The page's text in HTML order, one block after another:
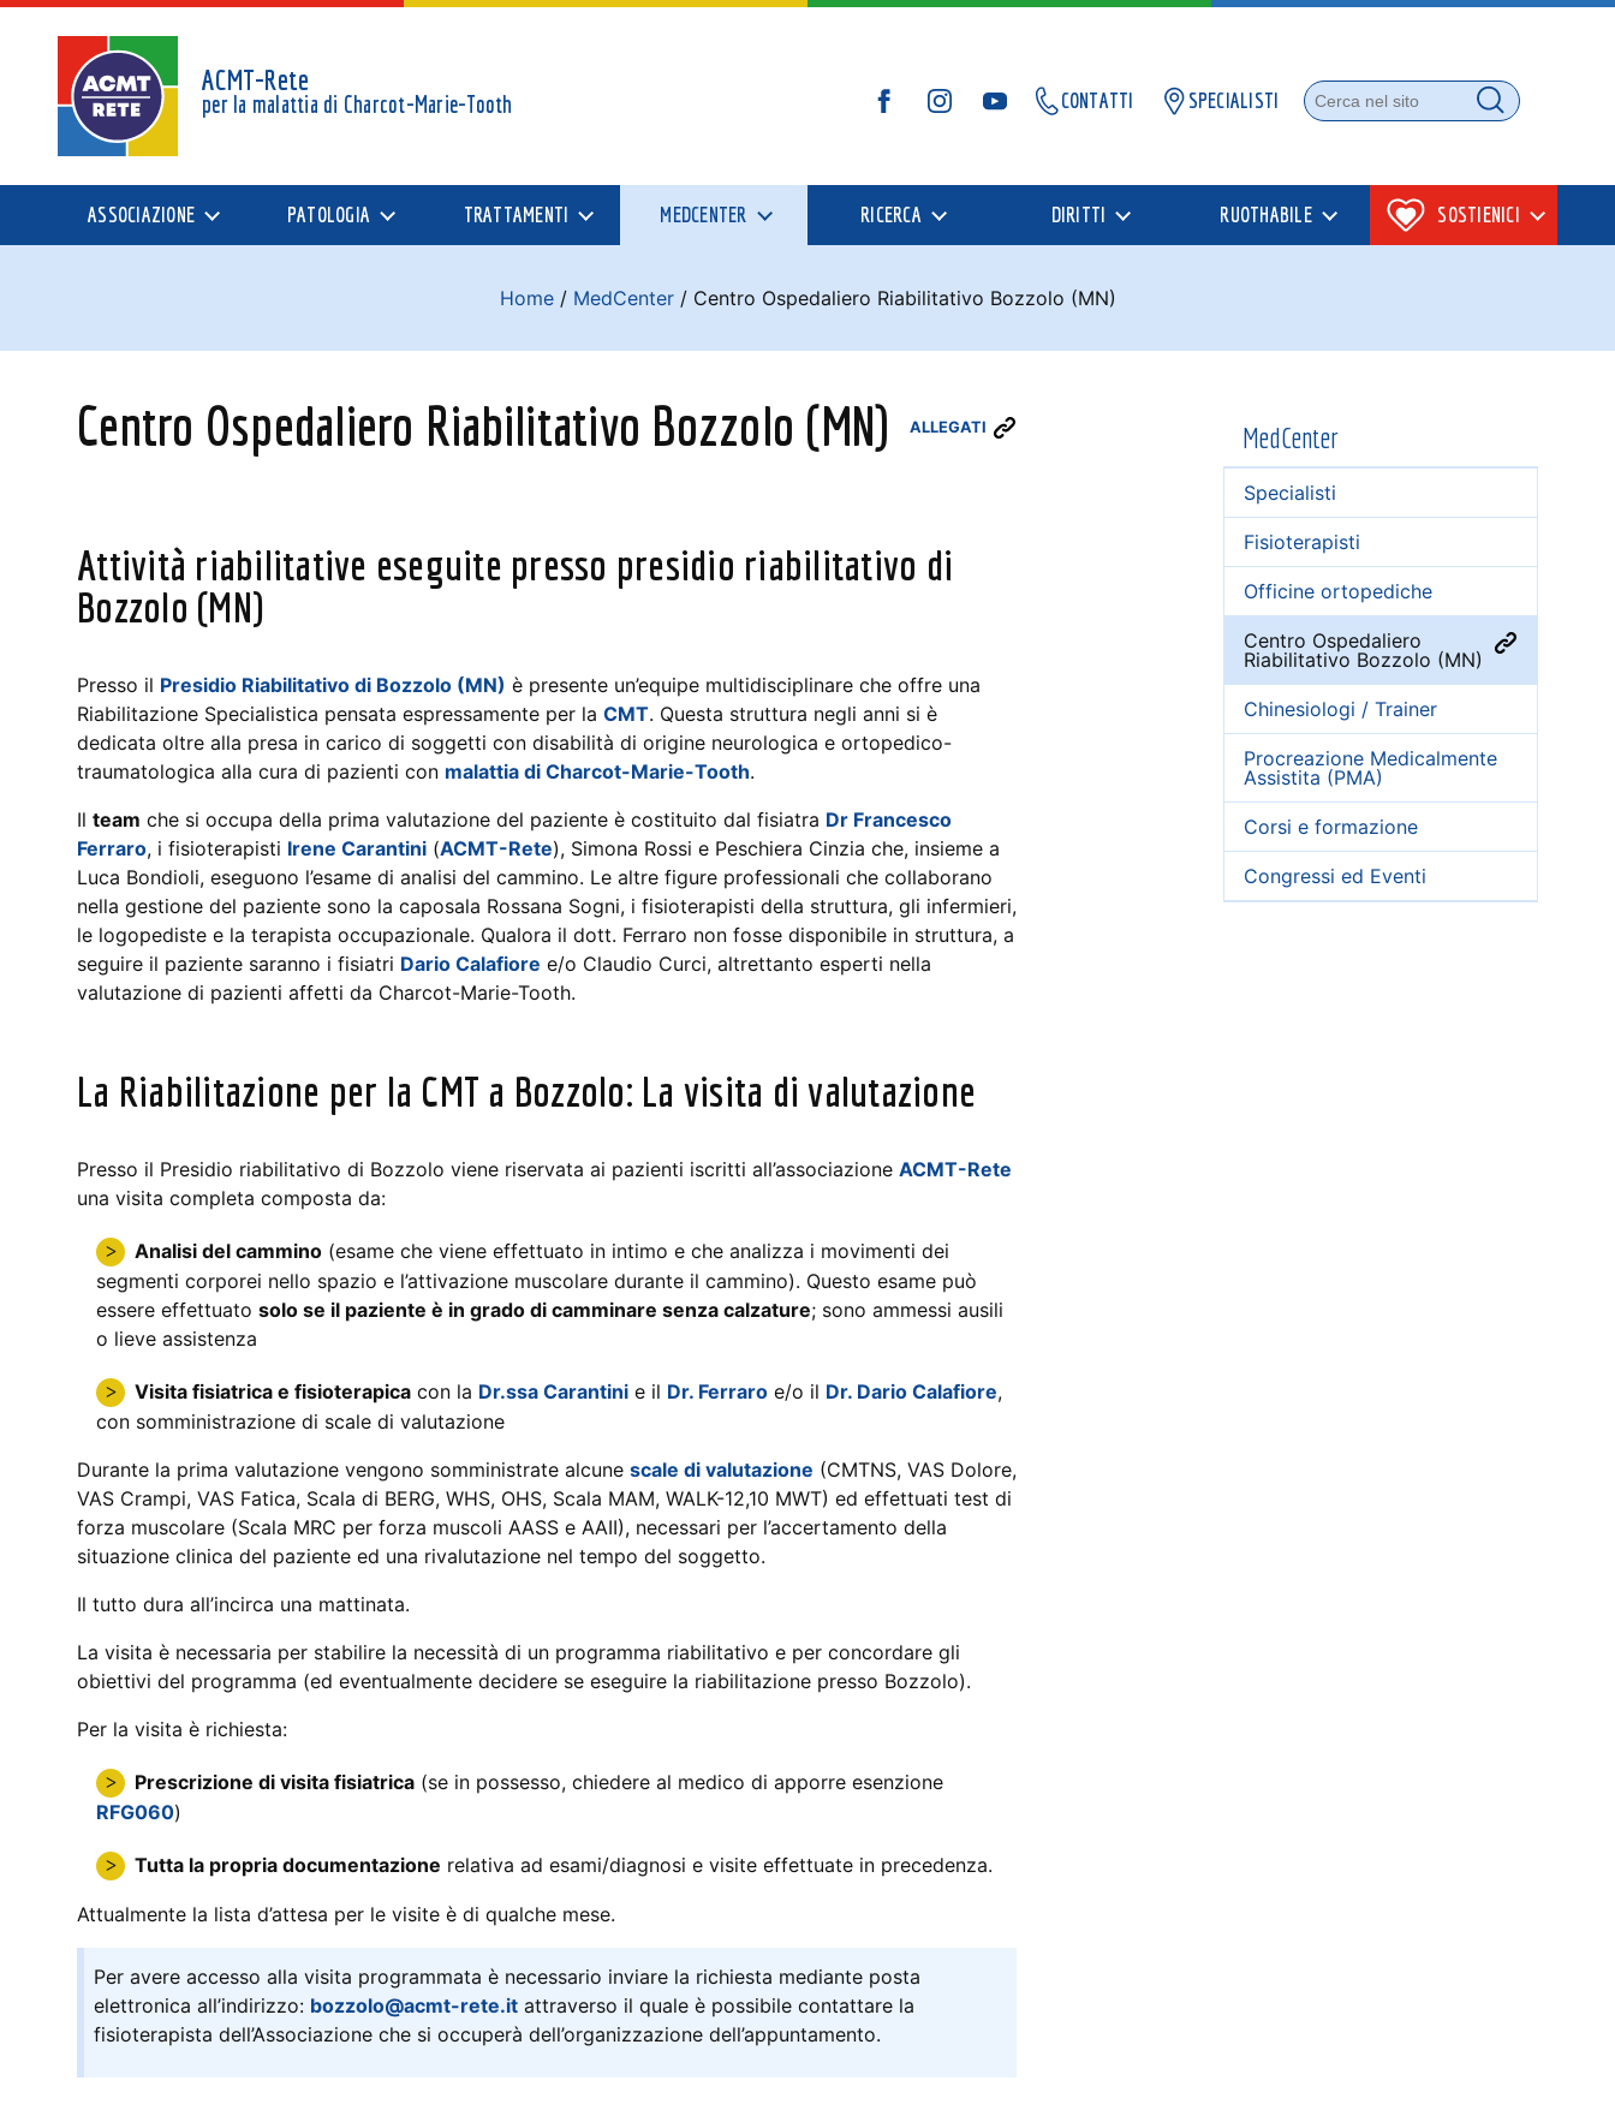
ACMT-Rete
per la malattia di Charcot-Marie-Tooth FacebookInstagramYouTube
CONTATTI SPECIALISTI
Cerca nel sito
Cerca
ASSOCIAZIONE PATOLOGIA TRATTAMENTI MEDCENTER RICERCA DIRITTI RUOTHABILE SOSTIENICI
Home/ MedCenter/ Centro Ospedaliero Riabilitativo Bozzolo (MN)
MedCenter
Specialisti
Fisioterapisti
Officine ortopediche
Centro Ospedaliero
Riabilitativo Bozzolo (MN)
Chinesiologi / Trainer
Procreazione Medicalmente
Assistita (PMA)
Corsi e formazione
Congressi ed Eventi
Centro Ospedaliero Riabilitativo Bozzolo (MN) ALLEGATI
Attività riabilitative eseguite presso presidio riabilitativo di
Bozzolo (MN)
Presso il Presidio Riabilitativo di Bozzolo (MN) è presente un’equipe multidisciplinare che offre una
Riabilitazione Specialistica pensata espressamente per la CMT. Questa struttura negli anni si è
dedicata oltre alla presa in carico di soggetti con disabilità di origine neurologica e ortopedico-
traumatologica alla cura di pazienti con malattia di Charcot-Marie-Tooth.
Il team che si occupa della prima valutazione del paziente è costituito dal fisiatra Dr Francesco
Ferraro, i fisioterapisti Irene Carantini (ACMT-Rete), Simona Rossi e Peschiera Cinzia che, insieme a
Luca Bondioli, eseguono l’esame di analisi del cammino. Le altre figure professionali che collaborano
nella gestione del paziente sono la caposala Rossana Sogni, i fisioterapisti della struttura, gli infermieri,
le logopediste e la terapista occupazionale. Qualora il dott. Ferraro non fosse disponibile in struttura, a
seguire il paziente saranno i fisiatri Dario Calafiore e/o Claudio Curci, altrettanto esperti nella
valutazione di pazienti affetti da Charcot-Marie-Tooth.
La Riabilitazione per la CMT a Bozzolo: La visita di valutazione
Presso il Presidio riabilitativo di Bozzolo viene riservata ai pazienti iscritti all’associazione ACMT-Rete
una visita completa composta da:
Analisi del cammino (esame che viene effettuato in intimo e che analizza i movimenti dei
segmenti corporei nello spazio e l’attivazione muscolare durante il cammino). Questo esame può
essere effettuato solo se il paziente è in grado di camminare senza calzature; sono ammessi ausili
o lieve assistenza
Visita fisiatrica e fisioterapica con la Dr.ssa Carantini e il Dr. Ferraro e/o il Dr. Dario Calafiore,
con somministrazione di scale di valutazione
Durante la prima valutazione vengono somministrate alcune scale di valutazione (CMTNS, VAS Dolore,
VAS Crampi, VAS Fatica, Scala di BERG, WHS, OHS, Scala MAM, WALK-12,10 MWT) ed effettuati test di
forza muscolare (Scala MRC per forza muscoli AASS e AAII), necessari per l’accertamento della
situazione clinica del paziente ed una rivalutazione nel tempo del soggetto.
Il tutto dura all’incirca una mattinata.
La visita è necessaria per stabilire la necessità di un programma riabilitativo e per concordare gli
obiettivi del programma (ed eventualmente decidere se eseguire la riabilitazione presso Bozzolo).
Per la visita è richiesta:
Prescrizione di visita fisiatrica (se in possesso, chiedere al medico di apporre esenzione
RFG060)
Tutta la propria documentazione relativa ad esami/diagnosi e visite effettuate in precedenza.
Attualmente la lista d’attesa per le visite è di qualche mese.
Per avere accesso alla visita programmata è necessario inviare la richiesta mediante posta
elettronica all’indirizzo: bozzolo@acmt-rete.it attraverso il quale è possibile contattare la
fisioterapista dell’Associazione che si occuperà dell’organizzazione dell’appuntamento.